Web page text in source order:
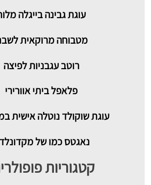
עוגת גבינה בייגלה
מטבוחה מרוקאית
רוטב עגבניות לפיצה
פלאפל ביתי אוורירי
עוגת שוקולד נוטלה אישית
נאגטס כמו של
קטגוריות